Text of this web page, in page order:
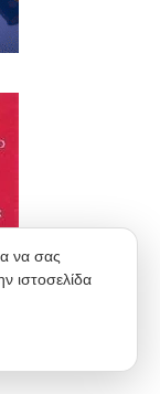
να σας
ιστοσελίδα